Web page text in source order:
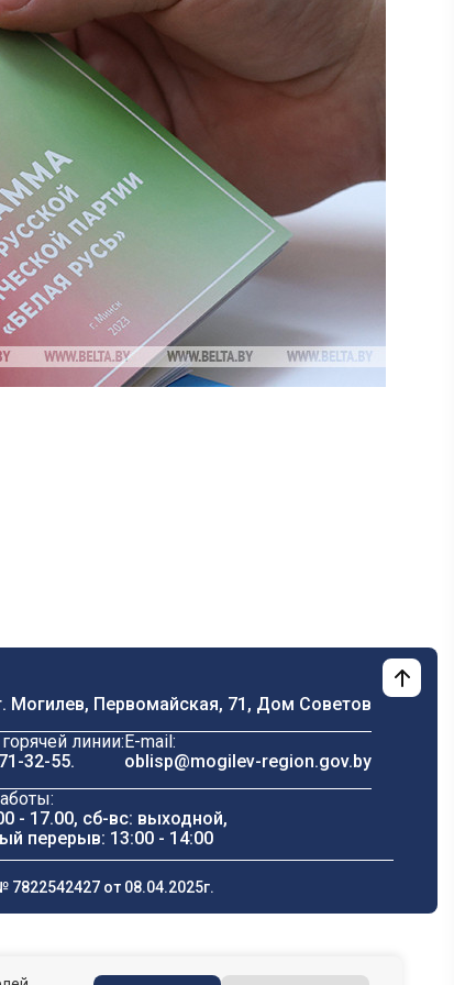
Могилев, Первомайская, 71, Дом Cоветов
линии:
32-55.
E-mail:
oblisp@mogilev-region.gov.by
- 17.00, сб-вс: выходной,
перерыв: 13:00 - 14:00
от 08.04.2025г.